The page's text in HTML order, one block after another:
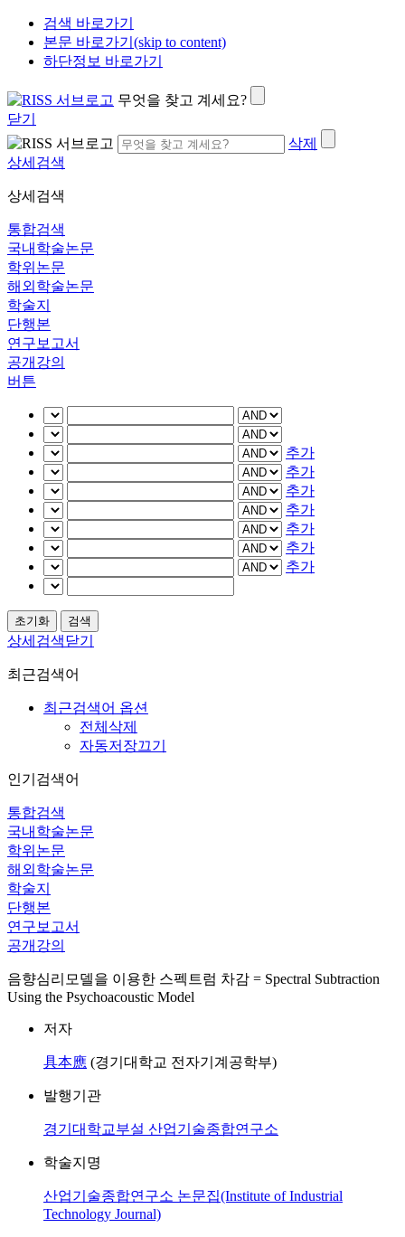
검색 바로가기
본문 바로가기(skip to content)
하단정보 바로가기
무엇을 찾고 계세요?
닫기
삭제
상세검색
상세검색
통합검색
국내학술논문
학위논문
해외학술논문
학술지
단행본
연구보고서
공개강의
버튼
추가
추가
추가
추가
추가
추가
추가
상세검색닫기
최근검색어
최근검색어 옵션
전체삭제
자동저장끄기
인기검색어
통합검색
국내학술논문
학위논문
해외학술논문
학술지
단행본
연구보고서
공개강의
음향심리모델을 이용한 스펙트럼 차감 = Spectral Subtraction
Using the Psychoacoustic Model
저자
具本應 (경기대학교 전자기계공학부)
발행기관
경기대학교부설 산업기술종합연구소
학술지명
산업기술종합연구소 논문집(Institute of Industrial
Technology Journal)